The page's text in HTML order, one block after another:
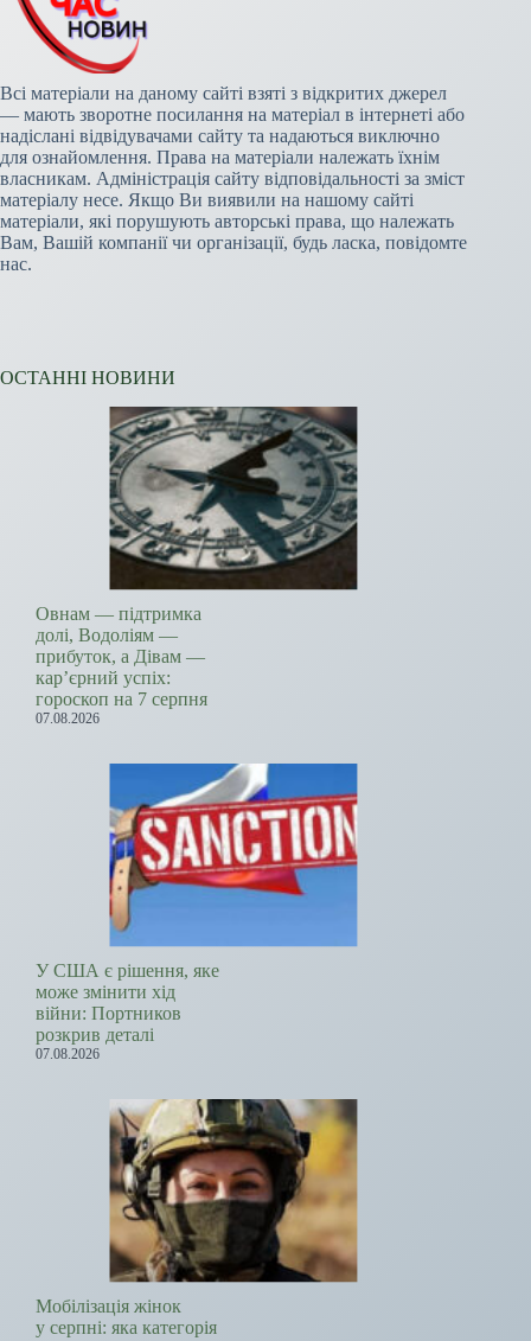
Всі матеріали на даному сайті взяті з відкритих джерел
— мають зворотне посилання на матеріал в інтернеті або
надіслані відвідувачами сайту та надаються виключно
для ознайомлення. Права на матеріали належать їхнім
власникам. Адміністрація сайту відповідальності за зміст
матеріалу несе. Якщо Ви виявили на нашому сайті
матеріали, які порушують авторські права, що належать
Вам, Вашій компанії чи організації, будь ласка, повідомте
нас.
ОСТАННІ НОВИНИ
Овнам — підтримка
долі, Водоліям —
прибуток, а Дівам —
кар’єрний успіх:
гороскоп на 7 серпня
07.08.2026
У США є рішення, яке
може змінити хід
війни: Портников
розкрив деталі
07.08.2026
Мобілізація жінок
у серпні: яка категорія